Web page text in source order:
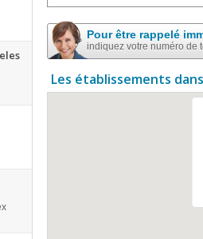
Pour être rappelé
indiquez votre numéro de
Les établissements